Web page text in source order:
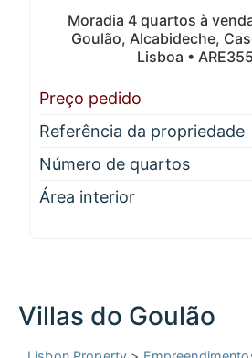
Moradia 4 quartos à
Goulão, Alcabideche,
Lisboa •
Preço pedido
Referência da propriedade
Número de quartos
Área interior
Villas do Goulão